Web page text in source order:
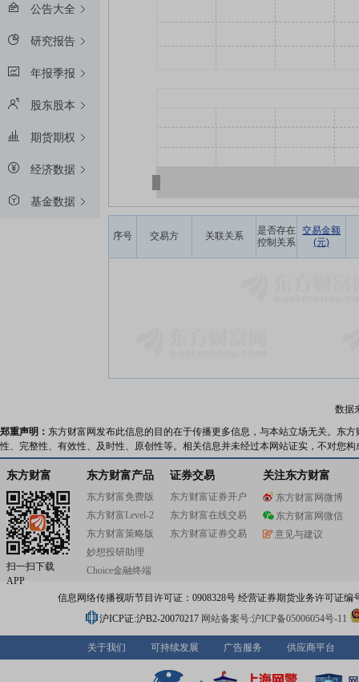
公告大全
研究报告
年报季报
股东股本
期货期权
经济数据
基金数据
序号 交易方 关联关系
是否存在
控制关系
交易金额
(元)
数据
郑重声明： 东方财富网发布此信息的目的在于传播更多信息，与本站立场无关。东
性、完整性、有效性、及时性、原创性等。相关信息并未经过本网站证实，不对您
东方财富
扫一扫下载
APP
东方财富产品
东方财富免费版
东方财富Level-2
东方财富策略版
妙想投研助理
Choice金融终端
证券交易
东方财富证券开户
东方财富在线交易
东方财富证券交易
关注东方财富
东方财富网微博
东方财富网微信
意见与建议
信息网络传播视听节目许可证：0908328号 经营证券期货业务许可证编
沪ICP证:沪B2-20070217 网站备案号:沪ICP备05006054号-11
关于我们 可持续发展 广告服务 供应商平台